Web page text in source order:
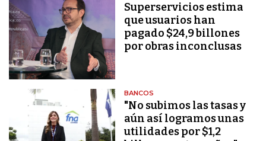
Superservicios estima
que usuarios han
pagado $24,9 billones
por obras inconclusas
BANCOS
"No subimos las tasas y
aún así logramos unas
utilidades por $1,2